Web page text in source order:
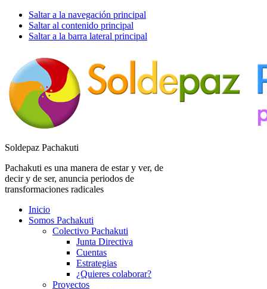
Saltar a la navegación principal
Saltar al contenido principal
Saltar a la barra lateral principal
Soldepaz Pachakuti
Pachakuti es una manera de estar y ver, de
decir y de ser, anuncia periodos de
transformaciones radicales
Inicio
Somos Pachakuti
Colectivo Pachakuti
Junta Directiva
Cuentas
Estrategias
¿Quieres colaborar?
Proyectos